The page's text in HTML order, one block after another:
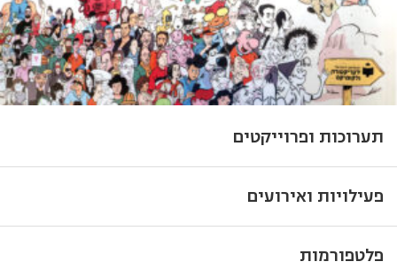
תערוכות ופרוייקטים
פעילויות ואירועים
פלטפורמות